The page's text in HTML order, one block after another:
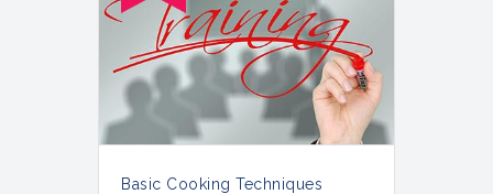
Basic Cooking Techniques